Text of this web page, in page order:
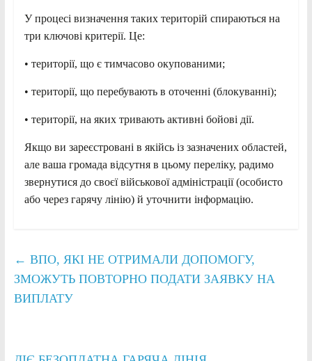
У процесі визначення таких територій спираються на
три ключові критерії. Це:
• території, що є тимчасово окупованими;
• території, що перебувають в оточенні (блокуванні);
• території, на яких тривають активні бойові дії.
Якщо ви зареєстровані в якійсь із зазначених областей,
але ваша громада відсутня в цьому переліку, радимо
звернутися до своєї військової адміністрації (особисто
або через гарячу лінію) й уточнити інформацію.
← ВПО, ЯКІ НЕ ОТРИМАЛИ ДОПОМОГУ,
ЗМОЖУТЬ ПОВТОРНО ПОДАТИ ЗАЯВКУ НА
ВИПЛАТУ